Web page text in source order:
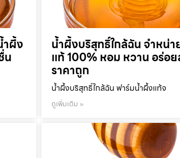
ผึ้ง
น
น้ำผึ้งบริสุทธิ์ใกล้ฉัน จำหน่
แท้ 100% หอม หวาน อร่อ
ราคาถูก
น้ำผึ้งบริสุทธิ์ใกล้ฉัน ฟาร์มน้ำผึ้งแท้จ
ดูเพิ่มเติม »